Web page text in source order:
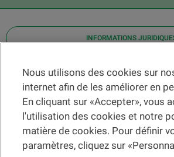
INFORMATIONS
Contact
Localiser une
Aide
Actualités
Taux de change
Nous utilisons des cookies sur
internet afin de les améliorer en
En cliquant sur «Accepter», vous
l'utilisation des cookies et notre
matière de cookies. Pour définir
paramètres, cliquez sur